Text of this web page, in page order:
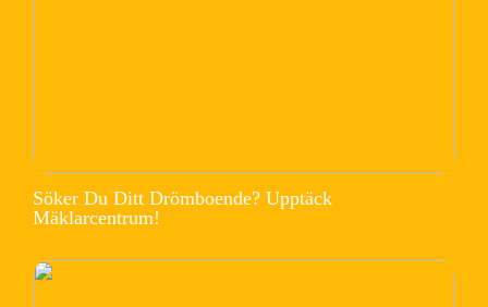
Söker Du Ditt Drömboende? Upptäck
Mäklarcentrum!